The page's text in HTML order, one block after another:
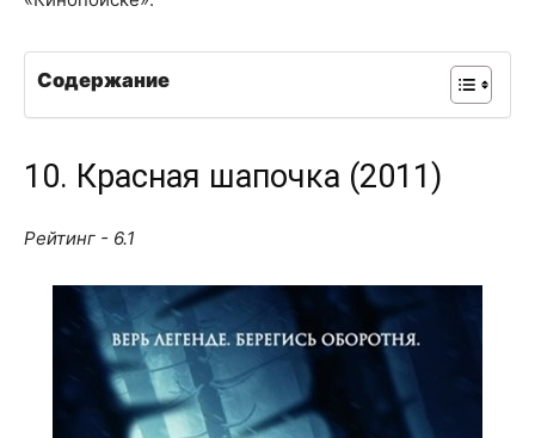
Содержание
10. Красная шапочка (2011)
Рейтинг - 6.1